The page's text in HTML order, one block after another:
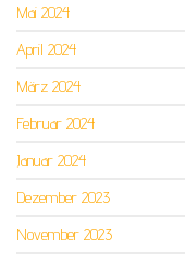
Mai 2024
April 2024
März 2024
Februar 2024
Januar 2024
Dezember 2023
November 2023